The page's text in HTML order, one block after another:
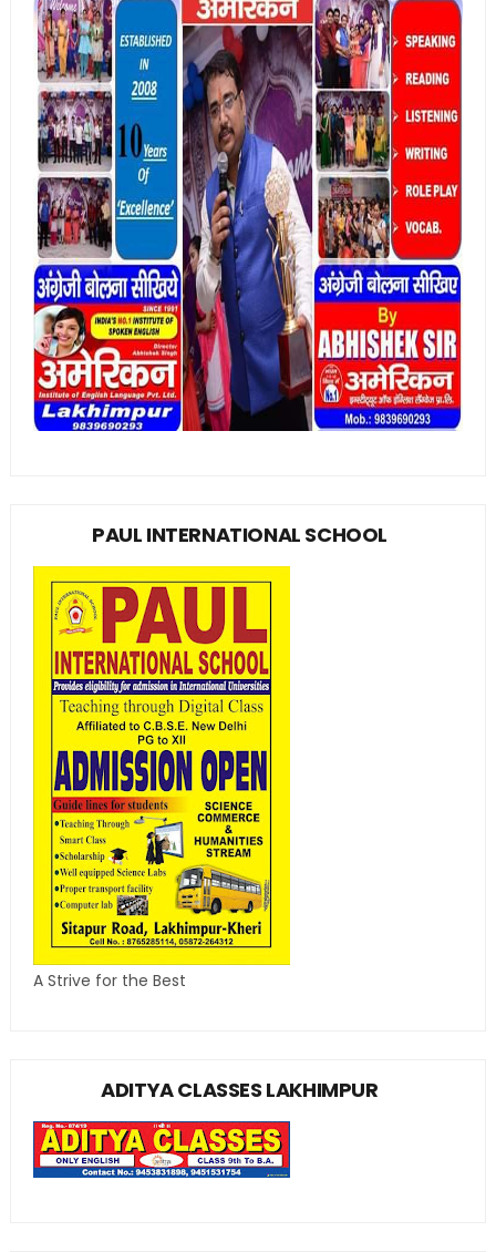
PAUL INTERNATIONAL SCHOOL
A Strive for the Best
ADITYA CLASSES LAKHIMPUR